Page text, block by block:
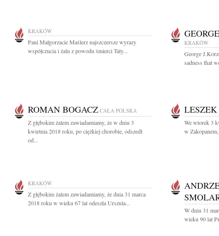
KRAKÓW
Pani Małgorzacie Maślerz najszczersze wyrazy
współczucia i żalu z powodu śmierci Taty...
KRAKÓW
George
sadness that
ROMAN BOGACZ CAŁA POLSKA
Z głębokim żalem zawiadamiamy, że w dniu 3
kwietnia 2018 roku, po ciężkiej chorobie, odszedł
od...
We wtorek 3
w
KRAKÓW
Z głębokim żalem zawiadamiamy, że dnia 31 marca
2018 roku w wieku 67 lat odeszła Urszula...
W dniu 31
wieku 90 lat